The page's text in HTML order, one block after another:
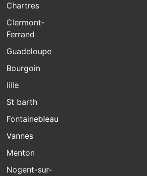
Chartres
Clermont-
Ferrand
Guadeloupe
Bourgoin
lille
St barth
Fontainebleau
Vannes
Menton
Nogent-sur-